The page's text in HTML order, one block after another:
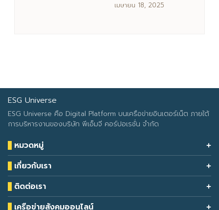
เมษายน 18, 2025
ESG Universe
ESG Universe คือ Digital Platform บนเครือข่ายอินเตอร์เน็ต ภายใต้
การบริหารงานของบริษัท พีเอ็มจี คอร์ปอเรชั่น จำกัด
หมวดหมู่
Health & Wellness
Eco Icon
ESG Data
Climate Change
เกี่ยวกับเรา
Our Services
About Us
Contact Us
ติดต่อเรา
โทรศัพท์: 090-549-2524
เครือข่ายสังคมออนไลน์